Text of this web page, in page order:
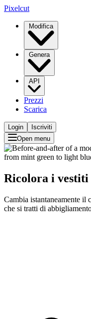
Pixelcut
Modifica
Genera
API
Prezzi
Scarica
Login
Iscriviti
Open menu
Ricolora i
Cambia istantaneamente il
che si tratti di